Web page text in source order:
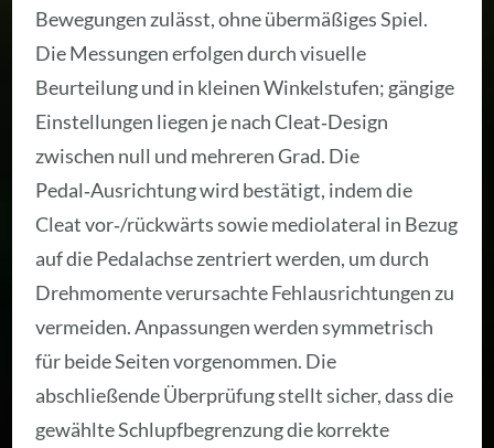
Bewegungen zulässt, ohne übermäßiges Spiel.
Die Messungen erfolgen durch visuelle
Beurteilung und in kleinen Winkelstufen; gängige
Einstellungen liegen je nach Cleat‑Design
zwischen null und mehreren Grad. Die
Pedal‑Ausrichtung wird bestätigt, indem die
Cleat vor‑/rückwärts sowie mediolateral in Bezug
auf die Pedalachse zentriert werden, um durch
Drehmomente verursachte Fehlausrichtungen zu
vermeiden. Anpassungen werden symmetrisch
für beide Seiten vorgenommen. Die
abschließende Überprüfung stellt sicher, dass die
gewählte Schlupfbegrenzung die korrekte